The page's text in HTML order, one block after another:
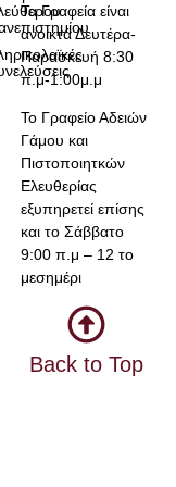
Τα Γραφεία είναι
ανοικτά Δευτέρα-
Παρασκευή 8:30
π.μ-1:00μ.μ
Το Γραφείο Αδειών
Γάμου και
Πιστοποιητκών
Ελευθερίας
εξυπηρετεί επίσης
και το Σάββατο
9:00 π.μ – 12 το
μεσημέρι
Back to Top